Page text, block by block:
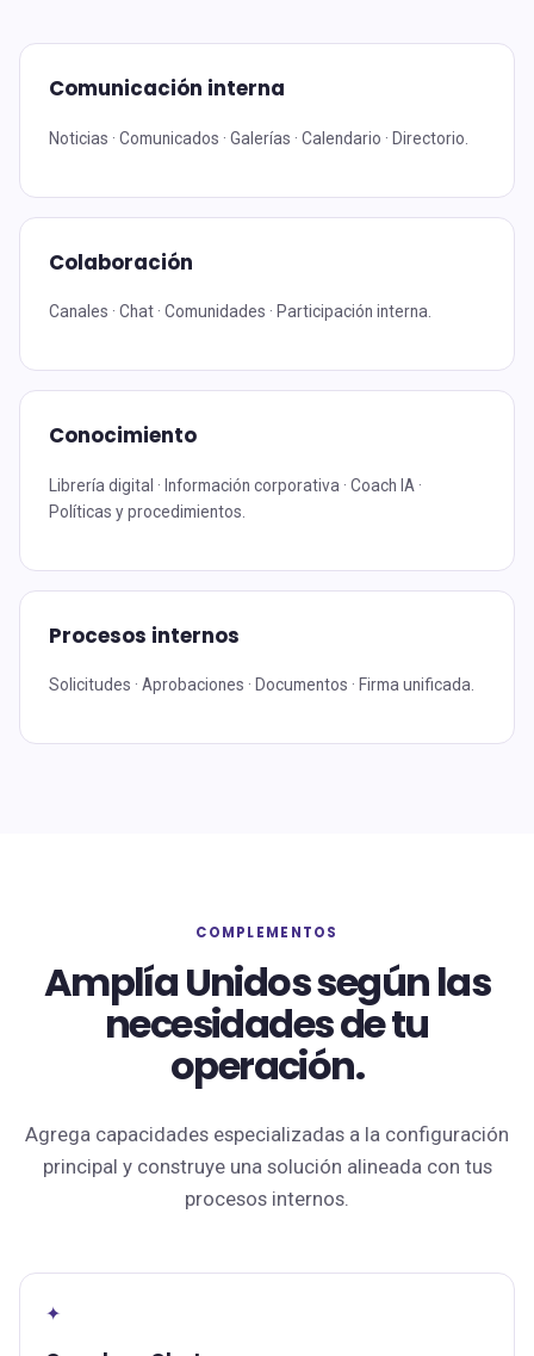
Comunicación interna
Noticias · Comunicados · Galerías · Calendario · Directorio.
Colaboración
Canales · Chat · Comunidades · Participación interna.
Conocimiento
Librería digital · Información corporativa · Coach IA ·
Políticas y procedimientos.
Procesos internos
Solicitudes · Aprobaciones · Documentos · Firma unificada.
COMPLEMENTOS
Amplía Unidos según las
necesidades de tu
operación.
Agrega capacidades especializadas a la configuración
principal y construye una solución alineada con tus
procesos internos.
✦